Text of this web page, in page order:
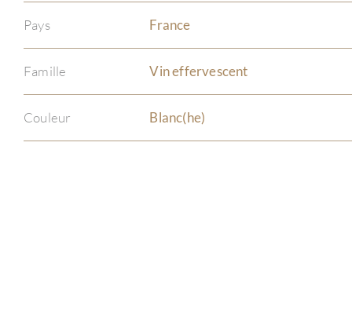
Pays France
Famille Vin effervescent
Couleur Blanc(he)